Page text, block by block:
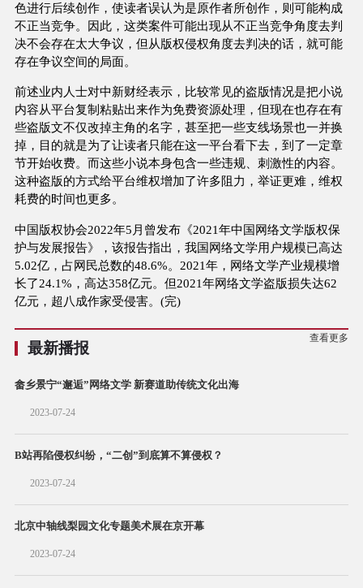
色进行后续创作，使读者误认为是原作者所创作，则可能构成
不正当竞争。因此，这类案件可能出现从不正当竞争角度去判
决不会存在太大争议，但从版权侵权角度去判决的话，就可能
存在争议空间的局面。
前述业内人士对中新财经表示，比较常见的盗版情况是把小说
内容从平台复制粘贴出来作为免费资源处理，但现在也存在有
些盗版文不仅改掉主角的名字，甚至把一些支线场景也一并换
掉，目的就是为了让读者只能在这一平台看下去，到了一定章
节开始收费。而这些小说本身包含一些违规、刺激性的内容。
这种盗版的方式给平台维权增加了许多阻力，举证更难，维权
耗费的时间也更多。
中国版权协会2022年5月曾发布《2021年中国网络文学版权保
护与发展报告》，该报告指出，我国网络文学用户规模已高达
5.02亿，占网民总数的48.6%。2021年，网络文学产业规模增
长了24.1%，高达358亿元。但2021年网络文学盗版损失达62
亿元，超八成作家受侵害。(完)
最新播报
查看更多
畲乡景宁“邂逅”网络文学 新赛道助传统文化出海
2023-07-24
B站再陷侵权纠纷，“二创”到底算不算侵权？
2023-07-24
北京中轴线梨园文化专题美术展在京开幕
2023-07-24